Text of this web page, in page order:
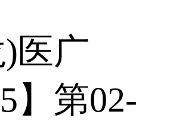
医广
】第02-